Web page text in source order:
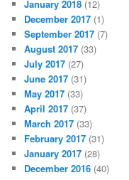
January 2018 (12)
December 2017 (1)
September 2017 (7)
August 2017 (33)
July 2017 (27)
June 2017 (31)
May 2017 (33)
April 2017 (37)
March 2017 (33)
February 2017 (31)
January 2017 (28)
December 2016 (40)